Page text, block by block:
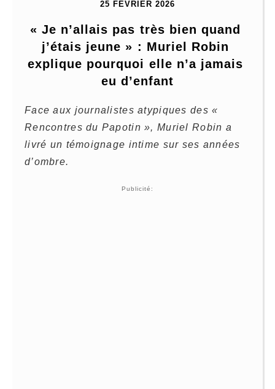
25 FÉVRIER 2026
« Je n’allais pas très bien quand
j’étais jeune » : Muriel Robin
explique pourquoi elle n’a jamais
eu d’enfant
Face aux journalistes atypiques des «
Rencontres du Papotin », Muriel Robin a
livré un témoignage intime sur ses années
d’ombre.
Publicité: